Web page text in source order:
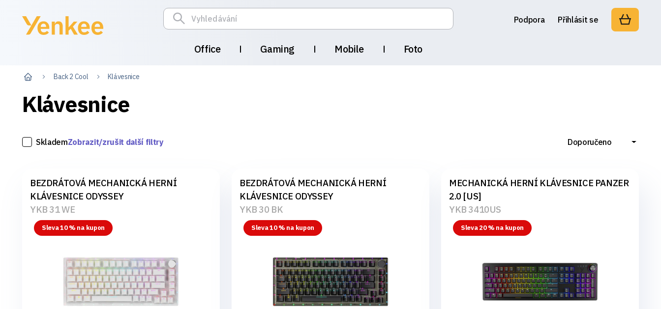
Office Gaming Mobile Foto
Podpora Přihlásit se
Back 2 Cool Klávesnice
Klávesnice
SklademZobrazit/zrušit další filtry Doporučeno
BEZDRÁTOVÁ MECHANICKÁ HERNÍ
KLÁVESNICE ODYSSEY
YKB 31 WE
Sleva 10 % na kupon
BEZDRÁTOVÁ MECHANICKÁ HERNÍ
KLÁVESNICE ODYSSEY
YKB 30 BK
Sleva 10 % na kupon
MECHANICKÁ HERNÍ KLÁVESNICE PANZER
2.0 [US]
YKB 3410US
Sleva 20 % na kupon